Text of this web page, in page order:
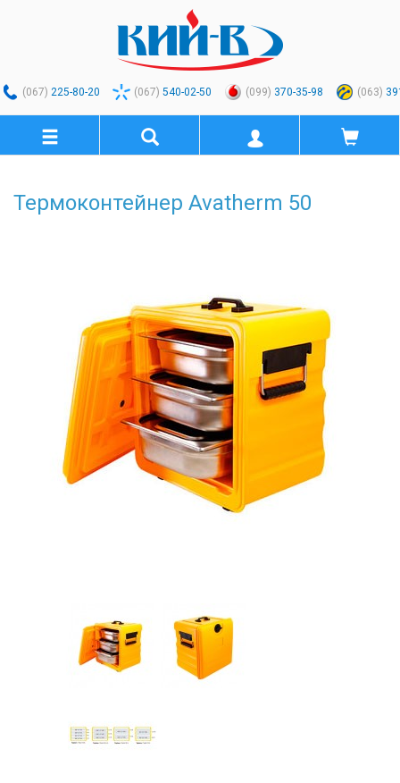
(067) 225-80-20 (067) 540-02-50 (099) 370-35-98 (063)
Термоконтейнер Avatherm 50